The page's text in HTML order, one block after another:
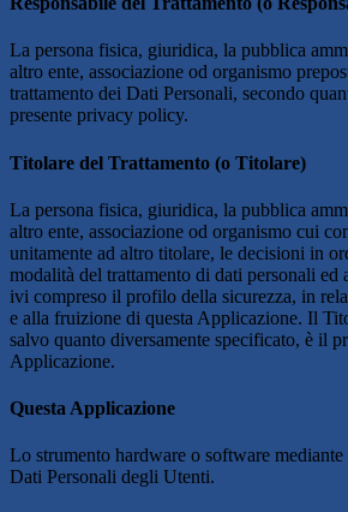
La persona fisica, giuridica, la pubblica
altro ente, associazione od organismo
trattamento dei Dati Personali, secondo
presente privacy policy.
Titolare del Trattamento (o Titolare)
La persona fisica, giuridica, la pubblica
altro ente, associazione od organismo cui
unitamente ad altro titolare, le decisioni in
modalità del trattamento di dati personali
ivi compreso il profilo della sicurezza, in
e alla fruizione di questa Applicazione. Il
salvo quanto diversamente specificato, è il
Applicazione.
Questa Applicazione
Lo strumento hardware o software
Dati Personali degli Utenti.